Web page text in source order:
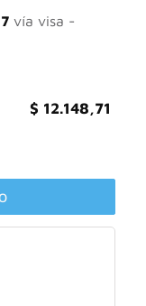
es:
vía visa -
$ 12.148,71